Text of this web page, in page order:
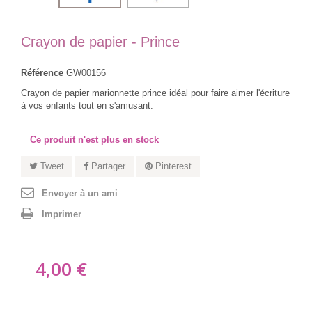
Crayon de papier - Prince
Référence GW00156
Crayon de papier marionnette prince idéal pour faire aimer l'écriture
à vos enfants tout en s'amusant.
Ce produit n'est plus en stock
Tweet Partager Pinterest
Envoyer à un ami
Imprimer
4,00 €